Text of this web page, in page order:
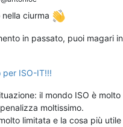
ciurma
in passato, puoi magari
per ISO-IT!!!
il mondo ISO è
moltissimo.
limitata e la cosa più